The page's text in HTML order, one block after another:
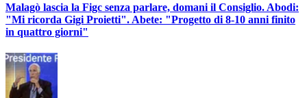
Malagò lascia la Figc senza parlare, domani il Consiglio. Abodi:
"Mi ricorda Gigi Proietti". Abete: "Progetto di 8-10 anni finito
in quattro giorni"